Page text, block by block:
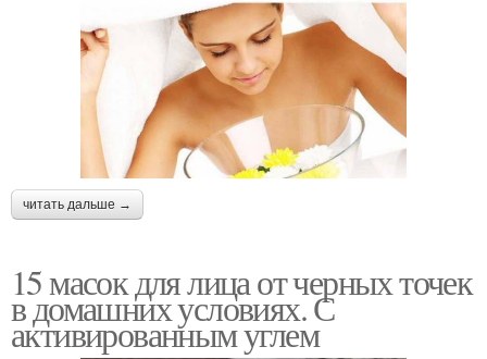
читать дальше →
15 масок для лица от черных точек
в домашних условиях. С
активированным углем